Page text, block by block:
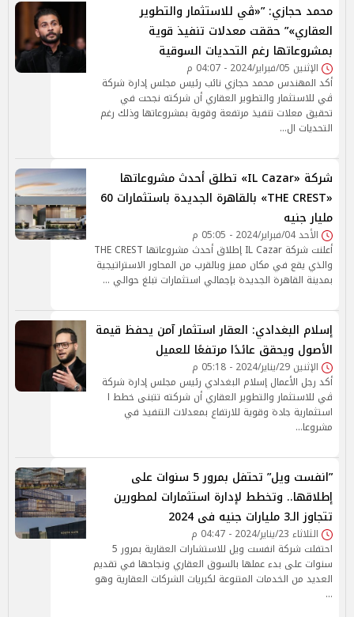
محمد حجازي: ”«ڨي للاستثمار والتطوير
العقاري»” حققت معدلات تنفيذ قوية
بمشروعاتها رغم التحديات السوقية
الإثنين 05/فبراير/2024 - 04:07 م
أكد المهندس محمد حجازي نائب رئيس مجلس إدارة شركة
ڨي للاستثمار والتطوير العقاري أن شركته نجحت في
تحقيق معلات تنفيذ مرتفعة وقوية بمشروعاتها وذلك رغم
التحديات ال…
شركة «IL Cazar» تطلق أحدث مشروعاتها
«THE CREST» بالقاهرة الجديدة باستثمارات 60
مليار جنيه
الأحد 04/فبراير/2024 - 05:05 م
أعلنت شركة IL Cazar إطلاق أحدث مشروعاتها THE CREST
والذي يقع في مكان مميز وبالقرب من المحاور الاستراتيجية
بمدينة القاهرة الجديدة بإجمالي استثمارات تبلغ حوالي …
إسلام البغدادي: العقار استثمار آمن يحفظ قيمة
الأصول ويحقق عائدًا مرتفعًا للعميل
الإثنين 29/يناير/2024 - 05:18 م
أكد رجل الأعمال إسلام البغدادي رئيس مجلس إدارة شركة
ڨي للاستثمار والتطوير العقاري أن شركته تتبنى خطط ا
استثمارية جادة وقوية للارتفاع بمعدلات التنفيذ في
مشروعا…
”انفست ويل” تحتفل بمرور 5 سنوات على
إطلاقها.. وتخطط لإدارة استثمارات لمطورين
تتجاوز الـ3 مليارات جنيه فى 2024
الثلاثاء 23/يناير/2024 - 04:47 م
احتفلت شركة انفست ويل للاستشارات العقارية بمرور 5
سنوات على بدء عملها بالسوق العقاري ونجاحها في تقديم
العديد من الخدمات المتنوعة لكبريات الشركات العقارية وهو
…